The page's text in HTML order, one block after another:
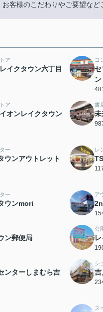
お客様のこだわりやご要望な
ア
イクタウン六丁目
コ
セ
ア
オンレイクタウン
書
未
ー
ウンアウトレット
レ
ー
ウンmori
ア
ン郵便局
公
ンターしまむら吉
シ
吉
ス